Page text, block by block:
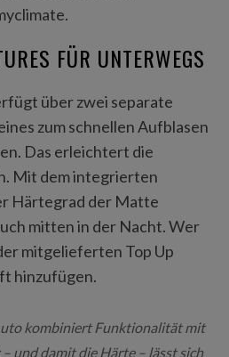
FÜR UNTERWEGS
über zwei separate
zum schnellen Aufblasen
Das erleichtert die
Mit dem integrierten
Härtegrad der Matte
mitten in der Nacht. Wer
mitgelieferten Top Up
hinzufügen.
kombiniert Funktionalität mit
und damit die Härte – lässt sich